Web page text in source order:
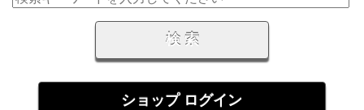
ショップ ログイン